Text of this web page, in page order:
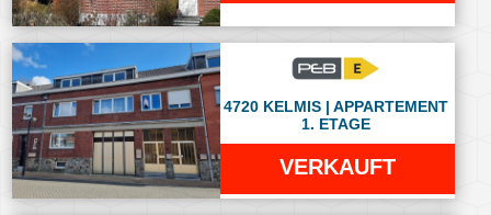
4720 KELMIS | APPARTEMENT
1. ETAGE
VERKAUFT